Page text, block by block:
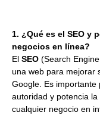
1. ¿Qué es el SEO y
negocios en línea?
El SEO (Search
una web para mejorar
Google. Es
autoridad y potencia
cualquier negocio en